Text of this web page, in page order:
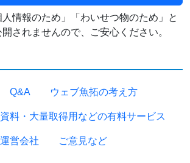
情報のため」「わいせつ物のため」と
されませんので、ご安心ください。
Q&A ウェブ魚拓の考え方
資料・大量取得用などの有料サービス
運営会社 ご意見など